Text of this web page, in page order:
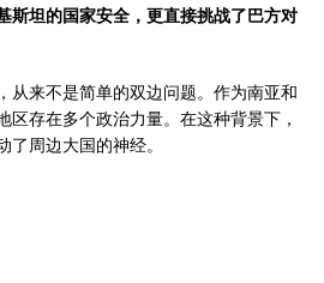
斯坦的国家安全，更直接挑战了巴方对
从来不是简单的双边问题。作为南亚和
区存在多个政治力量。在这种背景下，
周边大国的神经。